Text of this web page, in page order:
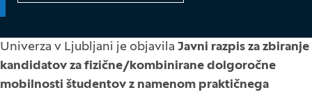
Univerza v Ljubljani je objavila Javni razpis za zbiranje
kandidatov za fizične/kombinirane dolgoročne
mobilnosti študentov z namenom praktičnega